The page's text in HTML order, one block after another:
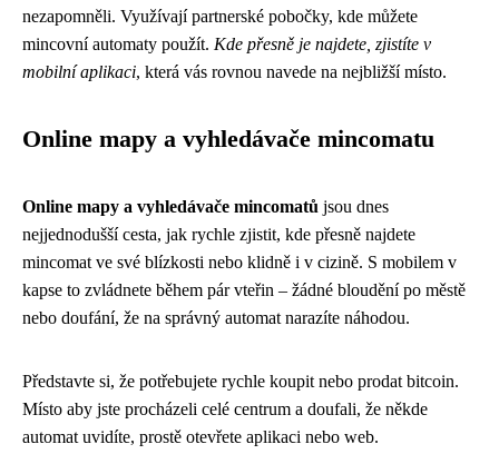
nezapomněli. Využívají partnerské pobočky, kde můžete
mincovní automaty použít. Kde přesně je najdete, zjistíte v
mobilní aplikaci, která vás rovnou navede na nejbližší místo.
Online mapy a vyhledávače mincomatu
Online mapy a vyhledávače mincomatů jsou dnes
nejjednodušší cesta, jak rychle zjistit, kde přesně najdete
mincomat ve své blízkosti nebo klidně i v cizině. S mobilem v
kapse to zvládnete během pár vteřin – žádné bloudění po městě
nebo doufání, že na správný automat narazíte náhodou.
Představte si, že potřebujete rychle koupit nebo prodat bitcoin.
Místo aby jste procházeli celé centrum a doufali, že někde
automat uvidíte, prostě otevřete aplikaci nebo web.